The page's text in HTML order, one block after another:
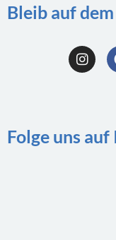
Bleib auf
Folge uns